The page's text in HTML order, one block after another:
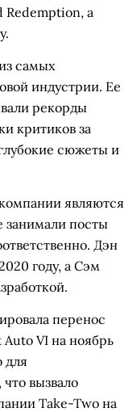
Redemption, а
самых
индустрии. Ее
рекорды
критиков за
сюжеты и
являются
занимали посты
Дэн
году, а Сэм
перенос
VI на ноябрь
для
вызвало
Take-Two на